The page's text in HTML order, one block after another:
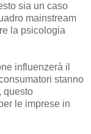
sia un caso
mainstream
la psicologia
influenzerà il
stanno
questo
le imprese in